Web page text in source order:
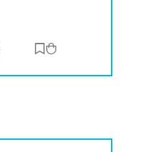
Zur Merkliste